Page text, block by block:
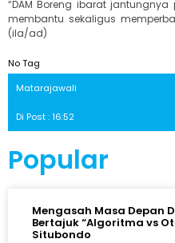
“DAM Boreng ibarat
membantu sekaligus
(ila/ad)
No Tag
Matarajawali
Di Post : 16:52
Popular
Mengasah Masa Depan
Bertajuk “Algoritma vs
Situbondo